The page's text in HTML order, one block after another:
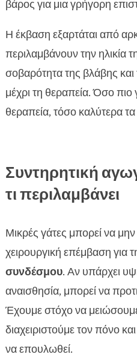
βάρος για μια γρήγορη
Η έκβαση εξαρτάται από
περιλαμβάνουν την ηλικία
σοβαρότητα της βλάβης
μέχρι τη θεραπεία. Όσο πιο
θεραπεία, τόσο καλύτερα
Συντηρητική
τι περιλαμβάνει
Μικρές γάτες μπορεί να μην
χειρουργική επέμβαση για
συνδέσμου. Αν υπάρχει
αναισθησία, μπορεί να
Έχουμε στόχο να
διαχειριστούμε τον πόνο
να επουλωθεί.